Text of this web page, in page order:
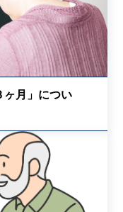
ヶ月」につい